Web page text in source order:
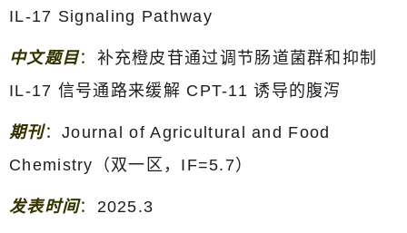
IL-17 Signaling Pathway
中文题目： 补充橙皮苷通过调节肠道菌群和抑制
IL-17 信号通路来缓解 CPT-11 诱导的腹泻
期刊： Journal of Agricultural and Food
Chemistry（双一区，IF=5.7）
发表时间： 2025.3